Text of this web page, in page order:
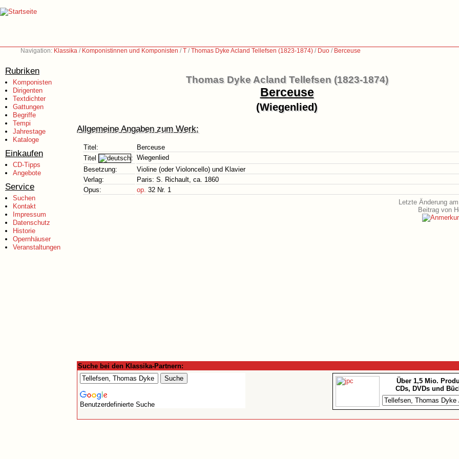
Navigation: Klassika / Komponistinnen und Komponisten /T /Thomas Dyke Acland Tellefsen (1823-1874) / Duo / Berceuse
Rubriken
Komponisten
Dirigenten
Textdichter
Gattungen
Begriffe
Tempi
Jahrestage
Kataloge
Einkaufen
CD-Tipps
Angebote
Service
Suchen
Kontakt
Impressum
Datenschutz
Historie
Opernhäuser
Veranstaltungen
Thomas Dyke Acland Tellefsen (1823-1874)
Berceuse
(Wiegenlied)
Allgemeine Angaben zum Werk:
Titel:
Berceuse
Titel
: Wiegenlied
Besetzung:
Violine (oder Violoncello) und Klavier
Verlag:
Paris: S. Richault, ca. 1860
Opus:
op. 32 Nr. 1
Letzte Änderung
Beitrag von
Suche bei den Klassika-Partnern:
Benutzerdefinierte Suche
Über 1,5 Mio.
CDs, DVDs und